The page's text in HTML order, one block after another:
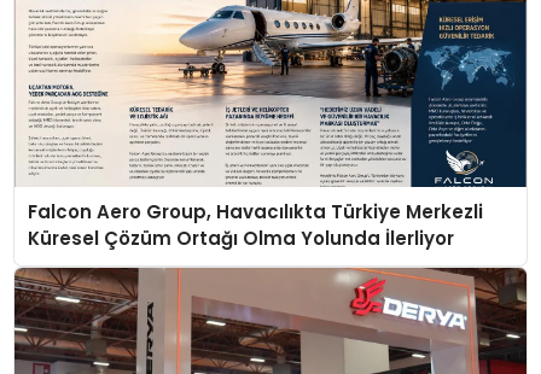
Falcon Aero Group, Havacılıkta Türkiye Merkezli
Küresel Çözüm Ortağı Olma Yolunda İlerliyor